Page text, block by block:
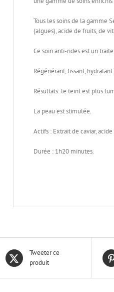
Tous les soins de la gamme
(algues), acide de fruits, de
Ce soin anti-rides est un
Régénérant, lissant,
Résultats: le teint est plus
La peau est stimulée.
Actifs : Extrait de caviar,
Durée : 1h20 minutes.
Tweeter ce
produit